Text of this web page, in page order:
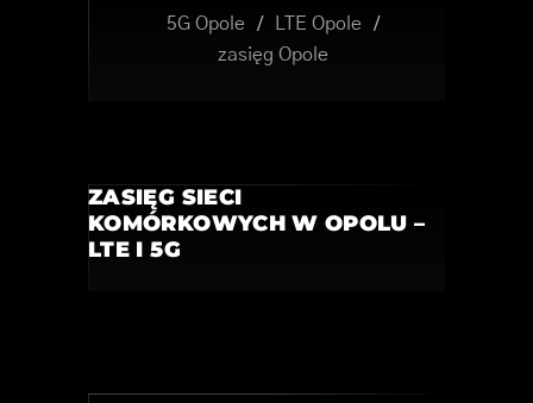
5G Opole / LTE Opole
/
zasięg Opole
ZASIĘG SIECI
KOMÓRKOWYCH W OPOLU –
LTE I 5G